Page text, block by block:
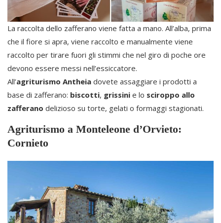
La raccolta dello zafferano viene fatta a mano. All’alba, prima
che il fiore si apra, viene raccolto e manualmente viene
raccolto per tirare fuori gli stimmi che nel giro di poche ore
devono essere messi nell’essiccatore.
All’agriturismo Antheia dovete assaggiare i prodotti a
base di zafferano: biscotti, grissini e lo sciroppo allo
zafferano delizioso su torte, gelati o formaggi stagionati.
Agriturismo a Monteleone d’Orvieto:
Cornieto